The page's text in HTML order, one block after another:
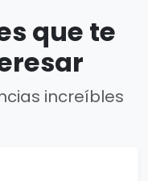
que te
increíbles